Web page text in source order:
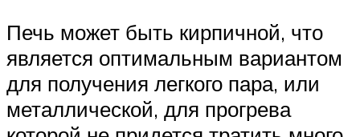
Печь может быть кирпичной, что
является оптимальным вариантом
для получения легкого пара, или
металлической, для прогрева